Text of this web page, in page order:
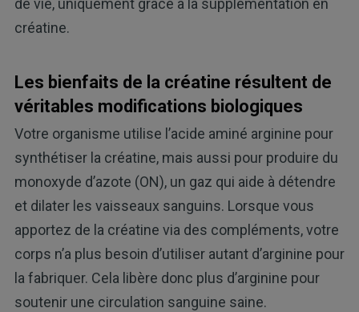
créatine.
Les bienfaits de la créatine résultent de
véritables modifications biologiques
Votre organisme utilise l’acide aminé arginine pour
synthétiser la créatine, mais aussi pour produire du
monoxyde d’azote (ON), un gaz qui aide à détendre
et dilater les vaisseaux sanguins. Lorsque vous
apportez de la créatine via des compléments, votre
corps n’a plus besoin d’utiliser autant d’arginine pour
la fabriquer. Cela libère donc plus d’arginine pour
soutenir une circulation sanguine saine.